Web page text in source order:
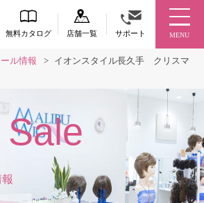
無料カタログ 店舗一覧 サポート MENU
ル情報 > イオンスタイル長久手 クリスマ